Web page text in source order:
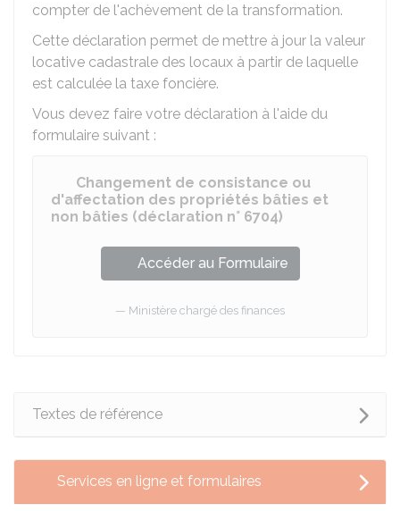
compter de l'achèvement de la transformation.
Cette déclaration permet de mettre à jour la valeur
locative cadastrale des locaux à partir de laquelle
est calculée la taxe foncière.
Vous devez faire votre déclaration à l'aide du
formulaire suivant :
Changement de consistance ou
d'affectation des propriétés bâties et
non bâties (déclaration n° 6704)
Accéder au Formulaire
Ministère chargé des finances
Textes de référence
Services en ligne et formulaires